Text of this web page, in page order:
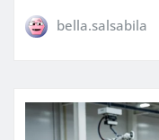
bella.salsabila